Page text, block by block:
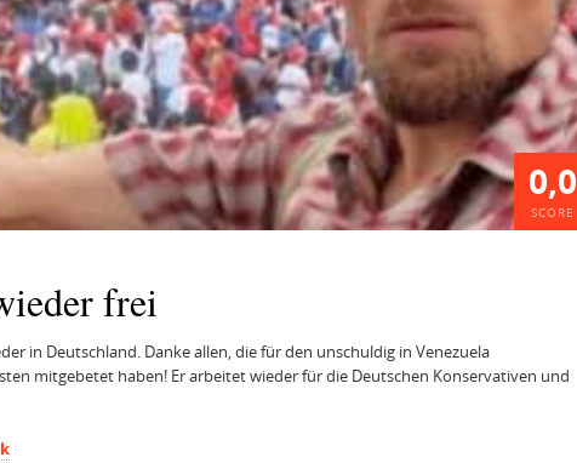
0,0
SCORE
frei
in Deutschland. Danke allen, die für den unschuldig in Venezuela
mitgebetet haben! Er arbeitet wieder für die Deutschen Konservativen und